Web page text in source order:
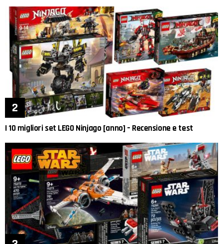
I 10 migliori set LEGO Ninjago [anno] – Recensione e test